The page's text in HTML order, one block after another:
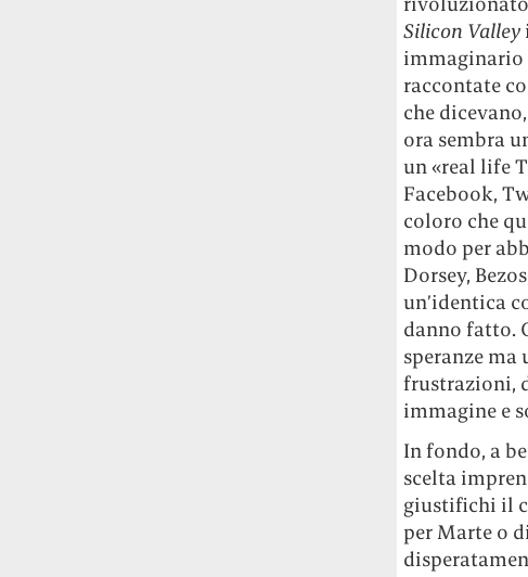
Silicon Valley
immaginario
raccontate
che
ora sembra
un «real life
Facebook,
coloro che
modo per
Dorsey,
un’identica
danno fatto.
speranze
frustrazioni,
immagine e
In fondo, a
scelta
giustifichi il
per Marte o